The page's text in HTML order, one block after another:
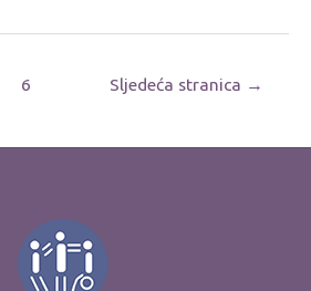
6 Sljedeća stranica →